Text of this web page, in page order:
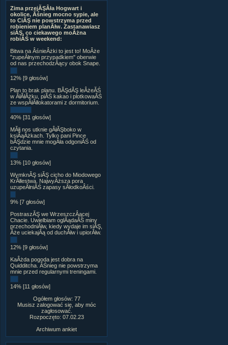
Zima przejĂŞÂła Hogwart i
okolice, Âśnieg mocno sypie, ale
to CiĂŞ nie powstrzyma przed
robieniem planĂłw. Zastanawiasz
siĂŞ, co ciekawego moÂżna
robiĂŚ w weekend:
Bitwa na ÂśnieÂżki to jest to! MoÂże
"zupeÂłnym przypadkiem" oberwie
od nas przechodzÂący obok Snape.
12% [9 głosów]
Plan to brak planu. BĂŞdĂŞ leÂżeĂŚ
w ÂłĂłÂżku, piĂŚ kakao i plotkowaĂŚ
ze wspĂłÂłlokatorami z dormitorium.
40% [31 głosów]
MĂłj nos utknie gÂłĂŞboko w
ksiÂąÂżkach. Tylko pani Pince
bĂŞdzie mnie mogÂła odgoniĂŚ od
czytania.
13% [10 głosów]
WymknĂŞ siĂŞ cicho do Miodowego
KrĂłlestwa. NajwyÂższa pora
uzupeÂłniĂŚ zapasy sÂłodkoÂści.
9% [7 głosów]
PostraszĂŞ we WrzeszczÂącej
Chacie. Uwielbiam oglÂądaĂŚ miny
przechodniĂłw, kiedy wydaje im siĂŞ,
Âże uciekajÂą od duchĂłw i upiorĂłw.
12% [9 głosów]
KaÂżda pogoda jest dobra na
Quidditcha. ÂŚnieg nie powstrzyma
mnie przed regularnymi treningami.
14% [11 głosów]
Ogółem głosów: 77
Musisz zalogować się, aby móc
zagłosować.
Rozpoczęto: 07.02.23
Archiwum ankiet